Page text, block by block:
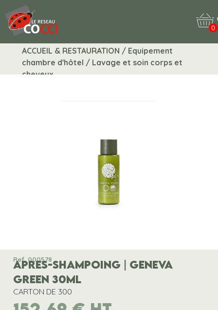
0
ACCUEIL & RESTAURATION / Equipement
chambre d'hôtel / Lavage et soin corps et
cheveux
Ref. 000578
APRES-SHAMPOING | GENEVA
GREEN 30ML
CARTON DE 300